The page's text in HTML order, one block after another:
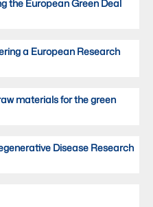
the European Green Deal
a European Research
materials for the green
Disease Research